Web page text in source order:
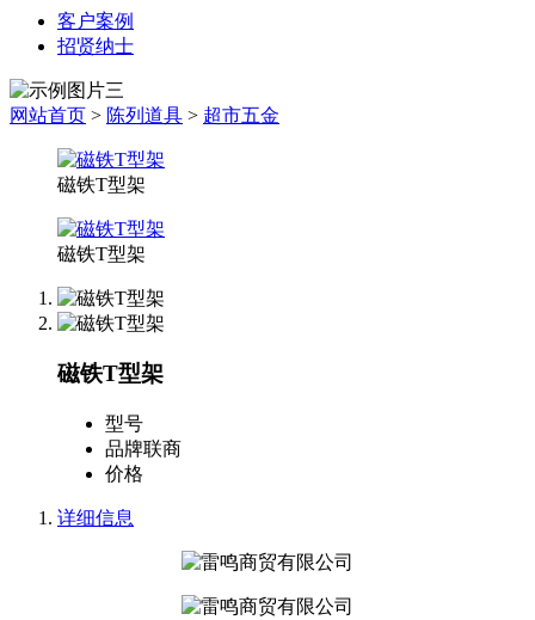
客户案例
招贤纳士
网站首页 > 陈列道具 > 超市五金
磁铁T型架
磁铁T型架
磁铁T型架
型号
品牌联商
价格
详细信息